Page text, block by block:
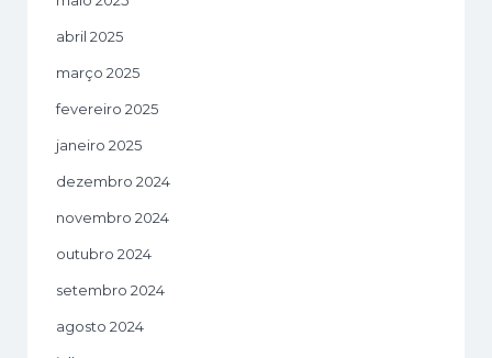
abril 2025
março 2025
fevereiro 2025
janeiro 2025
dezembro 2024
novembro 2024
outubro 2024
setembro 2024
agosto 2024